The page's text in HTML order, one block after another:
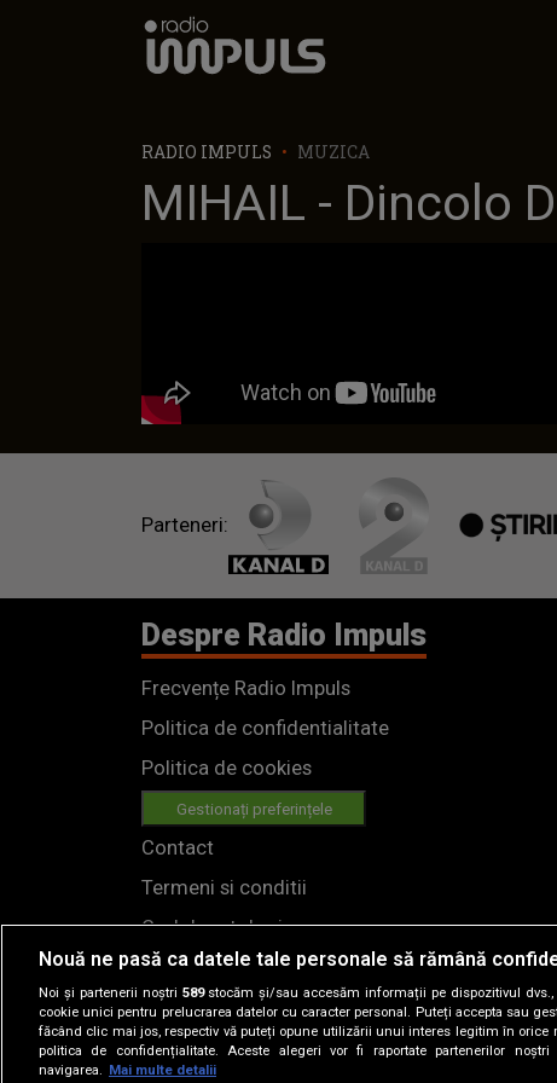
Radio Impuls
RADIO IMPULS MUZICA
MIHAIL - Dincolo
Parteneri:
Despre Radio Impuls
Frecvențe Radio Impuls
Politica de confidentialitate
Politica de cookies
Gestionați preferințele
Contact
Termeni si conditii
Cod deontologic
Regulamente
Nouă ne pasă ca datele tale personale să rămână
Noi și partenerii noștri 589stocăm și/sau accesăm informații pe dispozitivul dvs.,
cookie unici pentru prelucrarea datelor cu caracter personal. Puteți accepta sau
făcând clic mai jos, respectiv vă puteți opune utilizării unui interes legitim în orice
politica de confidențialitate. Aceste alegeri vor fi raportate partenerilor
navigarea.
Mai multe detalii